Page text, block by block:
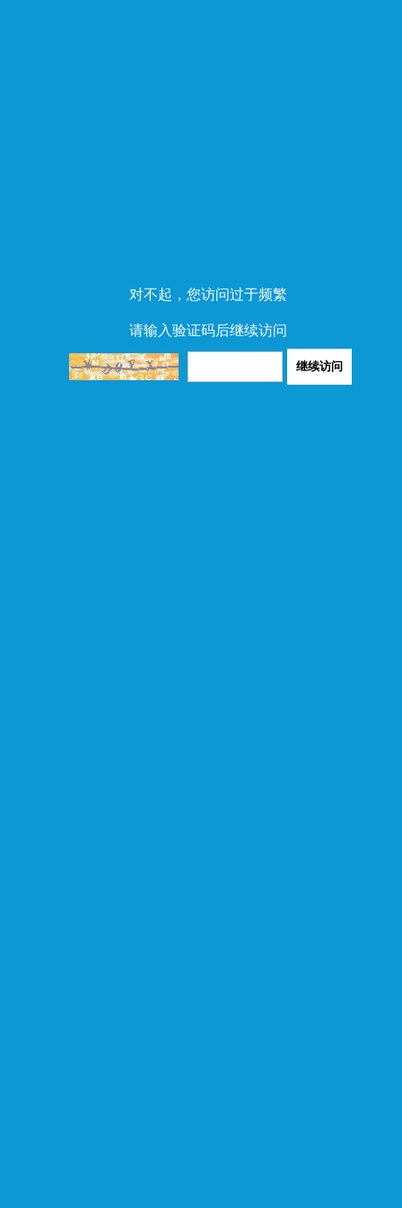
对不起，您访问过于频繁
请输入验证码后继续访问
继续访问